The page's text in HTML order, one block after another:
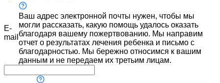
E-
mail
Ваш адрес электронной почты нужен, чтобы мы
могли рассказать, какую помощь удалось оказать
благодаря вашему пожертвованию. Мы направим
отчет о результатах лечения ребенка и письмо с
благодарностью. Мы бережно относимся к вашим
данным и не передаем их третьим лицам.